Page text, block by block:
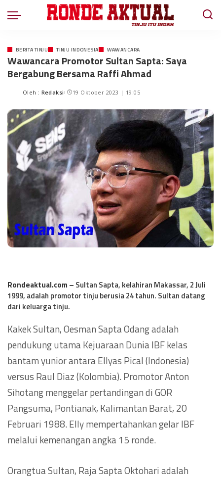
BERITA TINJU TINJU INDONESIA WAWANCARA
Wawancara Promotor Sultan Sapta: Saya
Bergabung Bersama Raffi Ahmad
Oleh : Redaksi 19 Oktober 2023 | 19:05
Rondeaktual.com – Sultan Sapta, kelahiran Makassar, 2 Juli
1999, adalah promotor tinju berusia 24 tahun. Sultan datang
dari keluarga tinju.
Kakek Sultan, Oesman Sapta Odang adalah
pendukung utama Kejuaraan Dunia IBF kelas
bantam yunior antara Ellyas Pical (Indonesia)
versus Raul Diaz (Kolombia). Promotor Anton
Sihotang menggelar pertandingan di GOR
Pangsuma, Pontianak, Kalimantan Barat, 20
Februari 1988. Elly mempertahankan gelar IBF
melalui kemenangan angka 15 ronde.
Orangtua Sultan, Raja Sapta Oktohari adalah